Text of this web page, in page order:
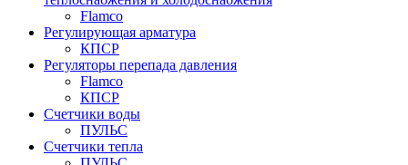
Flamco
Регулирующая арматура
КПСР
Регуляторы перепада давления
Flamco
КПСР
Счетчики воды
ПУЛЬС
Счетчики тепла